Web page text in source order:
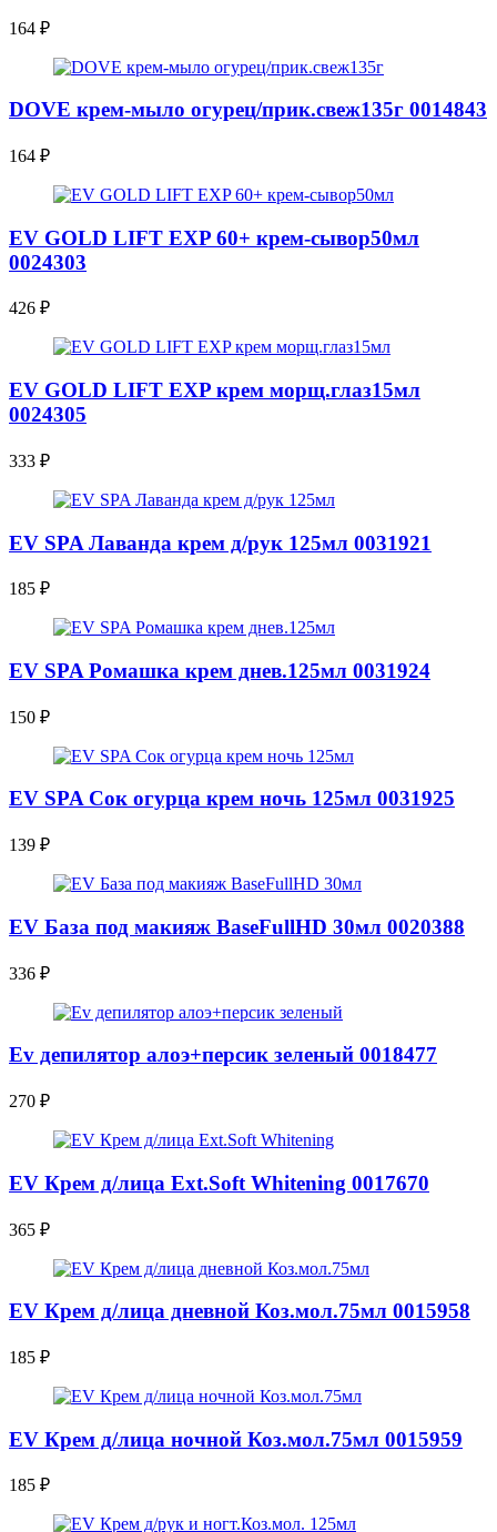
164 ₽
DOVE крем-мыло огурец/прик.свеж135г 0014843
164 ₽
EV GOLD LIFT EXP 60+ крем-сывор50мл
0024303
426 ₽
EV GOLD LIFT EXP крем морщ.глаз15мл
0024305
333 ₽
EV SPA Лаванда крем д/рук 125мл 0031921
185 ₽
EV SPA Ромашка крем днев.125мл 0031924
150 ₽
EV SPA Сок огурца крем ночь 125мл 0031925
139 ₽
EV База под макияж BaseFullHD 30мл 0020388
336 ₽
Ev депилятор алоэ+персик зеленый 0018477
270 ₽
EV Крем д/лица Ext.Soft Whitening 0017670
365 ₽
EV Крем д/лица дневной Коз.мол.75мл 0015958
185 ₽
EV Крем д/лица ночной Коз.мол.75мл 0015959
185 ₽